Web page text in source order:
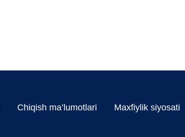
Chiqish ma’lumotlari Maxfiylik siyosati